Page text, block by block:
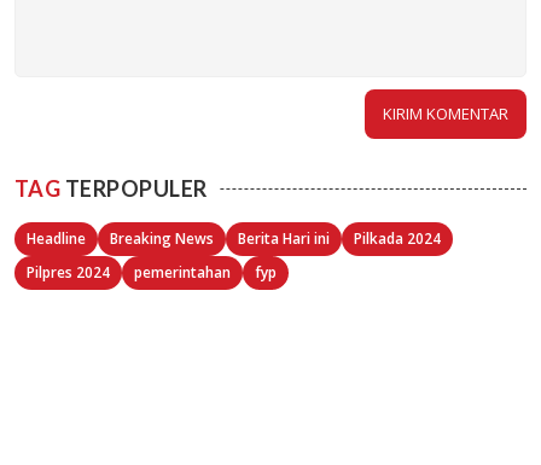
TAG TERPOPULER
Headline Breaking News Berita Hari ini
Pilkada 2024
Pilpres 2024
pemerintahan fyp